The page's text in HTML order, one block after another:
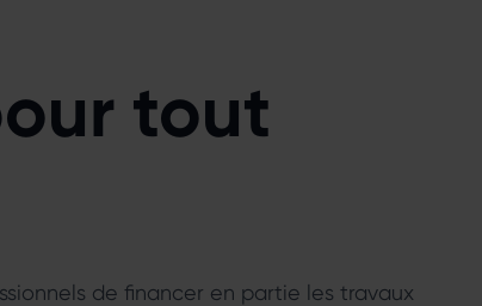
tout
de financer en partie les travaux